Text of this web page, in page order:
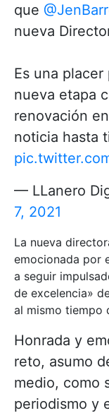
que
nueva
Es una
nueva etapa
renovación
noticia hasta
— LLanero
7, 2021
La nueva
emocionada por
a seguir
de excelencia»
al mismo tiempo
Honrada y
reto, asumo
medio, como
periodismo y